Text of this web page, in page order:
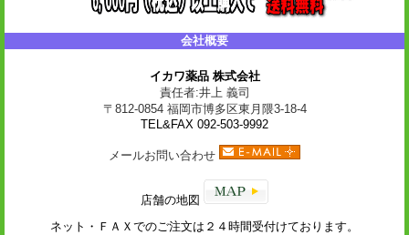
会社概要
イカワ薬品 株式会社
責任者:井上 義司
〒812-0854 福岡市博多区東月隈3-18-4
TEL&FAX 092-503-9992
メールお問い合わせ
店舗の地図
ネット・ ＦＡＸ でのご注文は２４時間受付けております。